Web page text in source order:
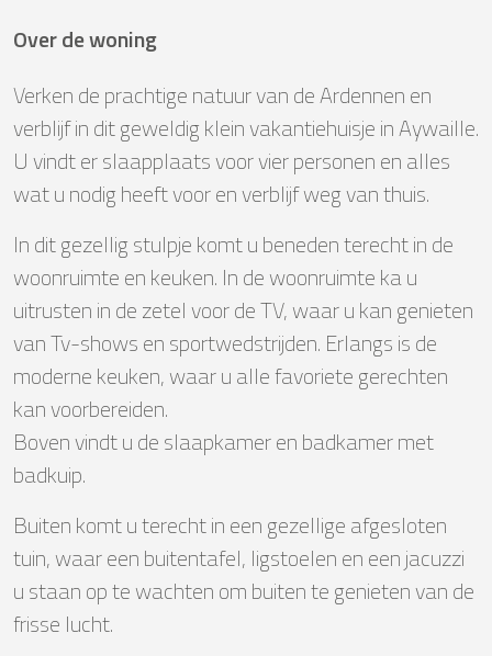
Over de woning
Verken de prachtige natuur van de Ardennen en
verblijf in dit geweldig klein vakantiehuisje in Aywaille.
U vindt er slaapplaats voor vier personen en alles
wat u nodig heeft voor en verblijf weg van thuis.
In dit gezellig stulpje komt u beneden terecht in de
woonruimte en keuken. In de woonruimte ka u
uitrusten in de zetel voor de TV, waar u kan genieten
van Tv-shows en sportwedstrijden. Erlangs is de
moderne keuken, waar u alle favoriete gerechten
kan voorbereiden.
Boven vindt u de slaapkamer en badkamer met
badkuip.
Buiten komt u terecht in een gezellige afgesloten
tuin, waar een buitentafel, ligstoelen en een jacuzzi
u staan op te wachten om buiten te genieten van de
frisse lucht.